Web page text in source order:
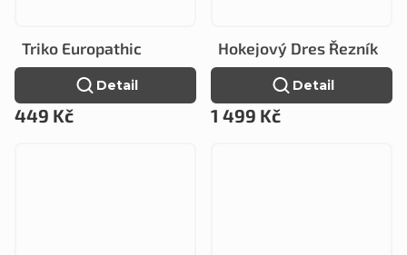
Triko Europathic
449 Kč
Detail
Hokejový Dres Řezník
1 499 Kč
Detail